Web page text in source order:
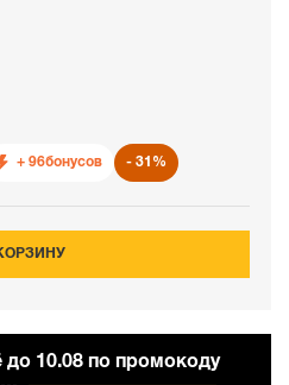
+ 96бонусов 31%
до 10.08 по промокоду